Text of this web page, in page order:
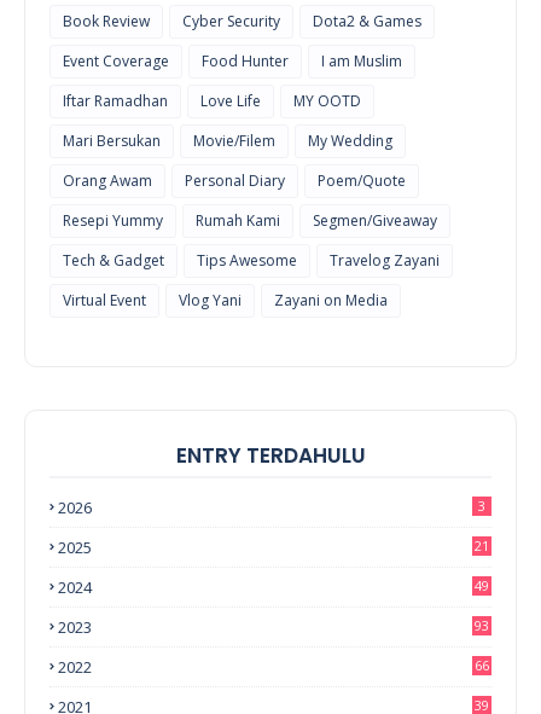
Book Review
Cyber Security
Dota2 & Games
Event Coverage
Food Hunter
I am Muslim
Iftar Ramadhan
Love Life
MY OOTD
Mari Bersukan
Movie/Filem
My Wedding
Orang Awam
Personal Diary
Poem/Quote
Resepi Yummy
Rumah Kami
Segmen/Giveaway
Tech & Gadget
Tips Awesome
Travelog Zayani
Virtual Event
Vlog Yani Zayani on Media
ENTRY TERDAHULU
2026 3
2025 21
2024 49
2023 93
2022 66
2021 39